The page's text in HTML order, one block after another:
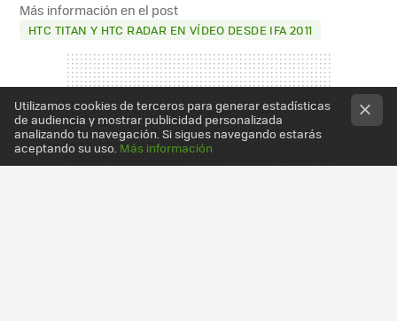
Más información en el post
HTC TITAN Y HTC RADAR EN VÍDEO DESDE IFA 2011
Utilizamos cookies de terceros para generar estadísticas
de audiencia y mostrar publicidad personalizada
analizando tu navegación. Si sigues navegando estarás
aceptando su uso. Más información